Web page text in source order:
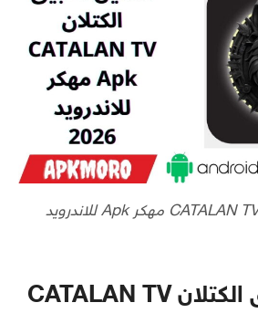
تحميل تطبيق الكتلان CATALAN TV مهكر Apk للاندرويد
نبذة عن تطبيق الكتلان CATALAN TV